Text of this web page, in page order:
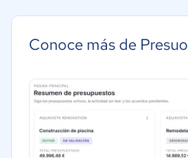
Conoce más de Presuo